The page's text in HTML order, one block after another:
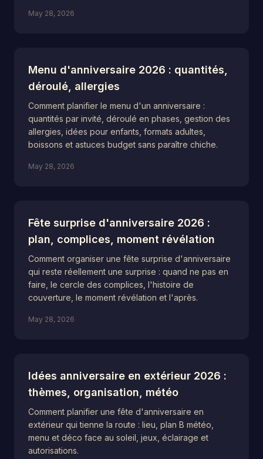
May 28, 2026
Menu d'anniversaire 2026 : quantités,
déroulé, allergies
Comment planifier le menu d'un anniversaire :
quantités par invité, déroulé en phases, gestion des
allergies, idées pour enfants, formats adultes,
boissons et astuces budget sans paraître chiche.
May 28, 2026
Fête surprise d'anniversaire 2026 :
plan, complices, moment révélation
Comment organiser une fête surprise d'anniversaire
qui reste réellement une surprise : quand ne pas en
faire, le cercle des complices, l'histoire de
couverture, le moment révélation et l'après.
May 28, 2026
Idées anniversaire en extérieur 2026 :
thèmes, organisation, météo
Comment planifier une fête d'anniversaire en
extérieur qui tienne la route : lieu, plan B météo,
menu et déco face au soleil, jeux, éclairage et
autorisations.